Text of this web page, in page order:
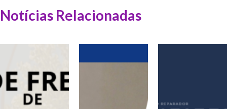
Notícias Relacionadas